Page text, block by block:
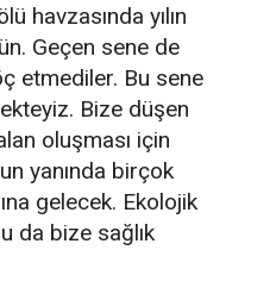
havzasında yılın
Geçen sene de
etmediler. Bu sene
Bize düşen
oluşması için
yanında birçok
gelecek. Ekolojik
da bize sağlık